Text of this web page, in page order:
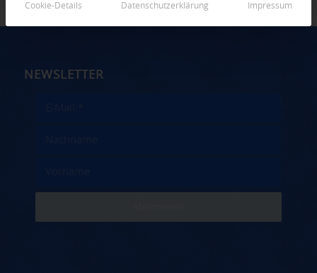
NEWSLETTER
Cookie-Details Datenschutzerklärung Impressum